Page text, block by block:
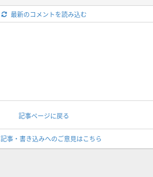
最新のコメントを読み込む
記事ページに戻る
記事・書き込みへのご意見はこちら